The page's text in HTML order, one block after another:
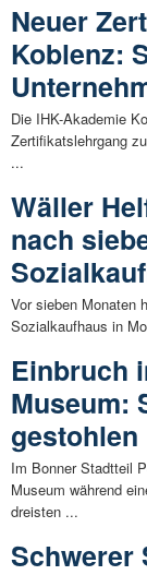
Neuer
Koblenz:
Die IHK-Akademie
Zertifikatslehrgang
...
Wäller
nach
Vor sieben Monaten
Sozialkaufhaus in
Einbruch
Museum:
gestohlen
Im Bonner Stadtteil
Museum während
dreisten ...
Schwerer